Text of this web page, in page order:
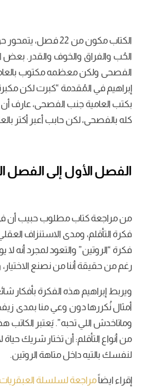
الكتاب مكون من 22
الحُب والفراق والخوف والقدر. بعض
الفصحى ولكن معظمه مكتوب
إبراهيم في المُقدمة “كبرت لكن
بكتب العامية جنب الفصحى، عارف أن
كله بالفصحى، لكن حابب أعبر أكتر
الفصل الأول إلى الفصل
من مراجعة كتاب مطلوب حبيب أن
فكرة التأقلم، ومدى الاستنزاف
فكرة “الروتين” والتعود لمجرد أنه
رغم من حقيقة أننا من نصنع
ويربط إبراهيم هذه الفكرة بأفكار
أمثال نُكررها دون وعي منا بمدى
وماتاخدش اللي تحبه”. يَعتبر الكاتب
من أنواع التأقلم: أن تختار شريك
لنفسك بالتيه داخل متاهة الروتين.
إقراء ايضاًمراجعة لسلسلة العبقريات